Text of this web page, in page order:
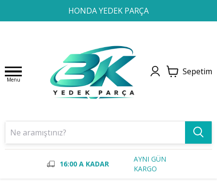
HONDA YEDEK PARÇA
1 2 3 4
Menu
Sepetim
16:00 A KADAR
AYNI GÜN
KARGO